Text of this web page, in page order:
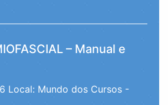
– Manual e
Local: Mundo dos Cursos -